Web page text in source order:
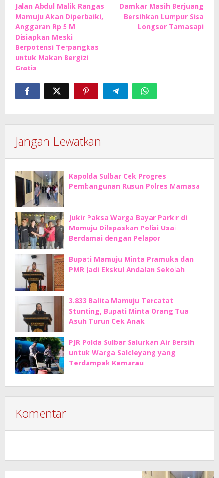
pos
Jalan Abdul Malik Rangas
Mamuju Akan Diperbaiki,
Anggaran Rp 5 M
Disiapkan Meski
Berpotensi Terpangkas
untuk Makan Bergizi
Gratis
Damkar Masih Berjuang
Bersihkan Lumpur Sisa
Longsor Tamasapi
Jangan Lewatkan
Kapolda Sulbar Cek Progres
Pembangunan Rusun Polres Mamasa
Jukir Paksa Warga Bayar Parkir di
Mamuju Dilepaskan Polisi Usai
Berdamai dengan Pelapor
Bupati Mamuju Minta Pramuka dan
PMR Jadi Ekskul Andalan Sekolah
3.833 Balita Mamuju Tercatat
Stunting, Bupati Minta Orang Tua
Asuh Turun Cek Anak
PJR Polda Sulbar Salurkan Air Bersih
untuk Warga Saloleyang yang
Terdampak Kemarau
Komentar